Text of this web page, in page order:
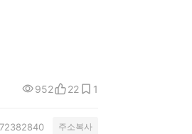
952 22 1
주소복사